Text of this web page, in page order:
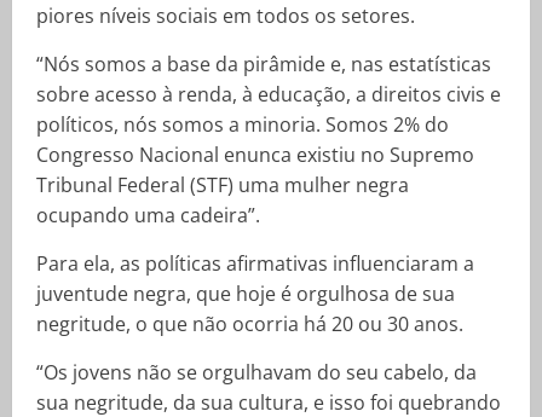
piores níveis sociais em todos os setores.
“Nós somos a base da pirâmide e, nas estatísticas
sobre acesso à renda, à educação, a direitos civis e
políticos, nós somos a minoria. Somos 2% do
Congresso Nacional enunca existiu no Supremo
Tribunal Federal (STF) uma mulher negra
ocupando uma cadeira”.
Para ela, as políticas afirmativas influenciaram a
juventude negra, que hoje é orgulhosa de sua
negritude, o que não ocorria há 20 ou 30 anos.
“Os jovens não se orgulhavam do seu cabelo, da
sua negritude, da sua cultura, e isso foi quebrando